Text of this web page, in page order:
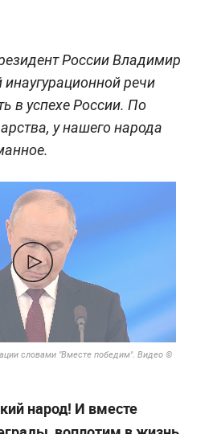
России Владимир
речи
в успехе России. По
у нашего народа
словами "Вместе победим". Видео ©
народ! И вместе